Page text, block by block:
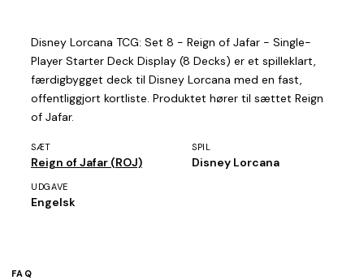
Disney Lorcana TCG: Set 8 - Reign of Jafar - Single-
Player Starter Deck Display (8 Decks) er et spilleklart,
færdigbygget deck til Disney Lorcana med en fast,
offentliggjort kortliste. Produktet hører til sættet Reign
of Jafar.
SÆT
Reign of Jafar (ROJ)
SPIL
Disney Lorcana
UDGAVE
Engelsk
FAQ